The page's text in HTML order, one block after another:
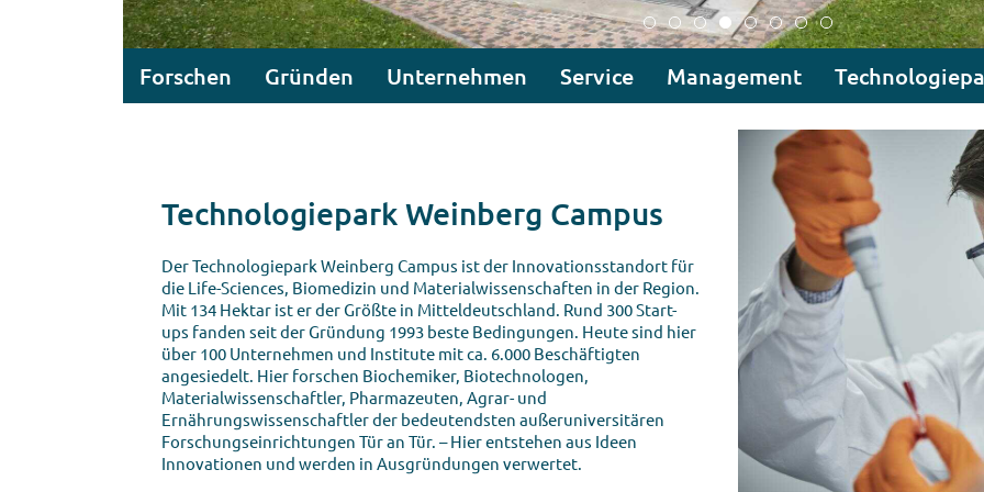
Forschen Gründen Unternehmen Service Management
Technologiepark Weinberg Campus
Der Technologiepark Weinberg Campus ist der Innovationsstandort für
die Life-Sciences, Biomedizin und Materialwissenschaften in der Region.
Mit 134 Hektar ist er der Größte in Mitteldeutschland. Rund 300 Start-
ups fanden seit der Gründung 1993 beste Bedingungen. Heute sind hier
über 100 Unternehmen und Institute mit ca. 6.000 Beschäftigten
angesiedelt. Hier forschen Biochemiker, Biotechnologen,
Materialwissenschaftler, Pharmazeuten, Agrar- und
Ernährungswissenschaftler der bedeutendsten außeruniversitären
Forschungseinrichtungen Tür an Tür. – Hier entstehen aus Ideen
Innovationen und werden in Ausgründungen verwertet.